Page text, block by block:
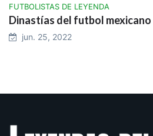
FUTBOLISTAS DE LEYENDA
Dinastías del futbol mexicano
jun. 25, 2022